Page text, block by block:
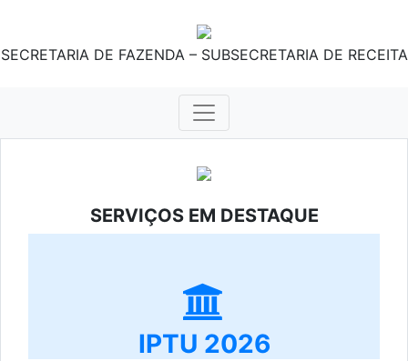
SECRETARIA DE FAZENDA – SUBSECRETARIA DE RECEITA
SERVIÇOS EM DESTAQUE
IPTU 2026